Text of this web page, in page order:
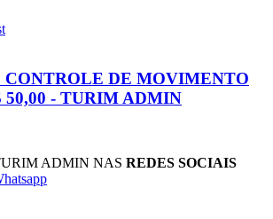
DE MOVIMENTO
50,00 - TURIM ADMIN
ADMIN NAS REDES SOCIAIS